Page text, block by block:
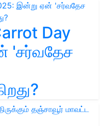
Day
'சர்வதேச